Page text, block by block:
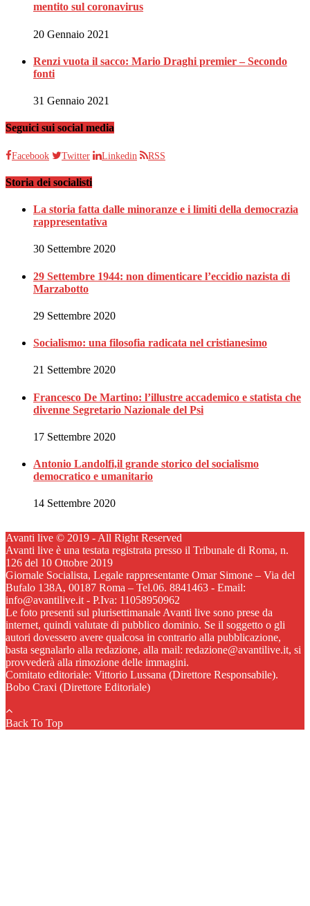
mentito sul coronavirus
20 Gennaio 2021
Renzi vuota il sacco: Mario Draghi premier – Secondo
fonti
31 Gennaio 2021
Seguici sui social media
Facebook Twitter Linkedin RSS
Storia dei socialisti
La storia fatta dalle minoranze e i limiti della democrazia
rappresentativa
30 Settembre 2020
29 Settembre 1944: non dimenticare l’eccidio nazista di
Marzabotto
29 Settembre 2020
Socialismo: una filosofia radicata nel cristianesimo
21 Settembre 2020
Francesco De Martino: l’illustre accademico e statista che
divenne Segretario Nazionale del Psi
17 Settembre 2020
Antonio Landolfi,il grande storico del socialismo
democratico e umanitario
14 Settembre 2020
Avanti live © 2019 - All Right Reserved
Avanti live è una testata registrata presso il Tribunale di Roma, n.
126 del 10 Ottobre 2019
Giornale Socialista, Legale rappresentante Omar Simone – Via del
Bufalo 138A, 00187 Roma – Tel.06. 8841463 - Email:
info@avantilive.it - P.Iva: 11058950962
Le foto presenti sul plurisettimanale Avanti live sono prese da
internet, quindi valutate di pubblico dominio. Se il soggetto o gli
autori dovessero avere qualcosa in contrario alla pubblicazione,
basta segnalarlo alla redazione, alla mail: redazione@avantilive.it, si
provvederà alla rimozione delle immagini.
Comitato editoriale: Vittorio Lussana (Direttore Responsabile).
Bobo Craxi (Direttore Editoriale)
Back To Top